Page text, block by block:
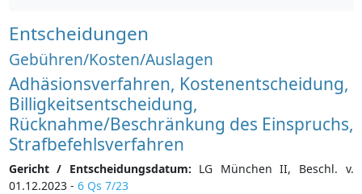
Entscheidungen
Gebühren/Kosten/Auslagen
Adhäsionsverfahren, Kostenentscheidung,
Billigkeitsentscheidung,
Rücknahme/Beschränkung des Einspruchs,
Strafbefehlsverfahren
Gericht / Entscheidungsdatum: LG München II, Beschl. v.
01.12.2023 - 6 Qs 7/23